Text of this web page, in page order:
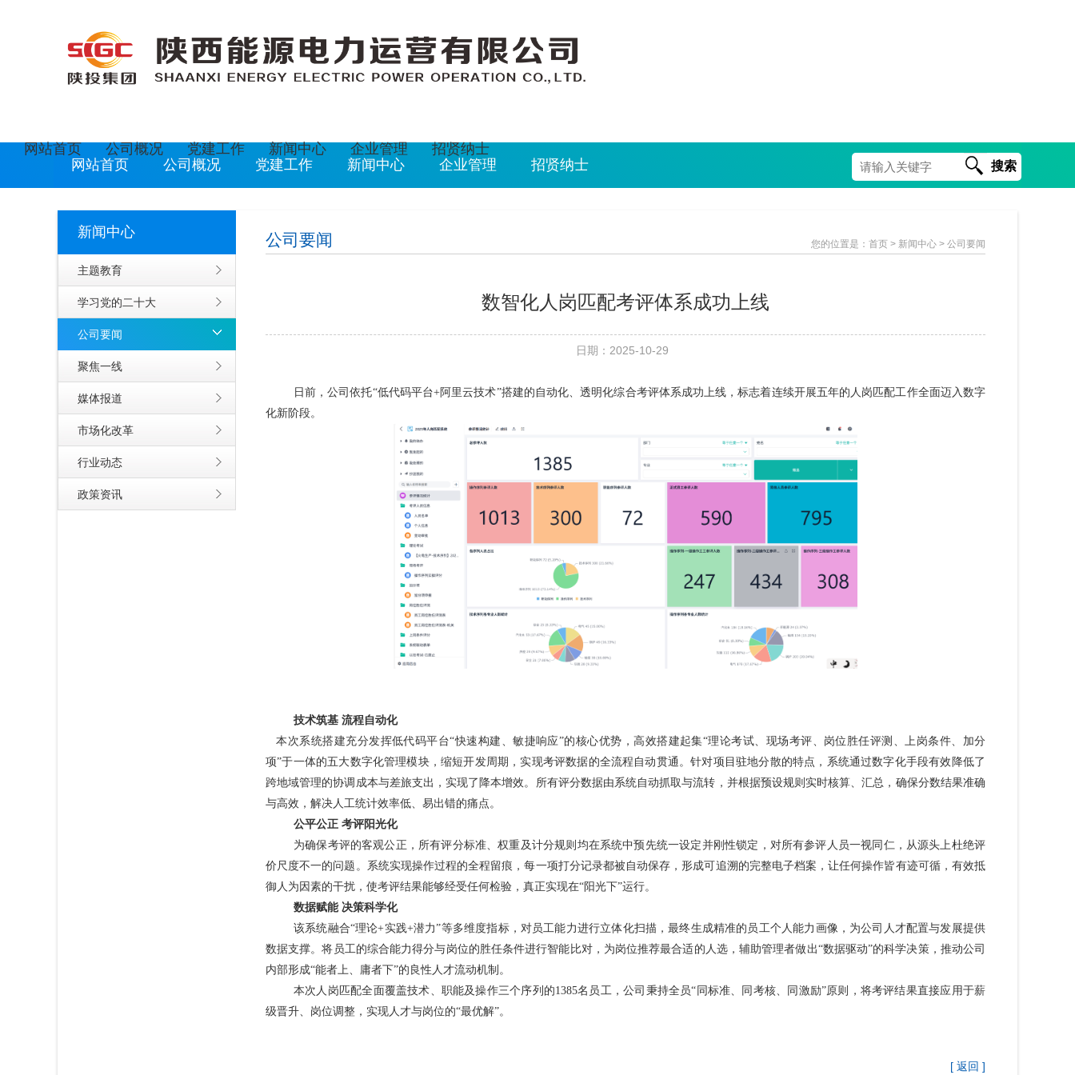
网站首页 公司概况 党建工作 新闻中心 企业管理
招贤纳士
网站首页
公司概况 党建工作 新闻中心 企业管理 招贤纳士 搜索
新闻中心
主题教育
学习党的二十大
公司要闻
聚焦一线
媒体报道
市场化改革
行业动态
政策资讯
公司要闻 您的位置是： 首页 > 新闻中心 > 公司要闻
数智化人岗匹配考评体系成功上线
日期：2025-10-29
日前，公司依托“低代码平台+阿里云技术”搭建的自动化、透明化综合考评体系成功上线，标志着连续开展五年的人岗匹配工作全面迈入数字
化新阶段。
技术筑基 流程自动化
本次系统搭建充分发挥低代码平台“快速构建、敏捷响应”的核心优势，高效搭建起集“理论考试、现场考评、岗位胜任评测、上岗条件、加分
项”于一体的五大数字化管理模块，缩短开发周期，实现考评数据的全流程自动贯通。针对项目驻地分散的特点，系统通过数字化手段有效降低了
跨地域管理的协调成本与差旅支出，实现了降本增效。所有评分数据由系统自动抓取与流转，并根据预设规则实时核算、汇总，确保分数结果准确
与高效，解决人工统计效率低、易出错的痛点。
公平公正 考评阳光化
为确保考评的客观公正，所有评分标准、权重及计分规则均在系统中预先统一设定并刚性锁定，对所有参评人员一视同仁， 从源头上杜绝评
价尺度不一的问题。系统实现操作过程的全程留痕，每一项打分记录都被自动保存，形成可追溯的完整电子档案，让任何操作皆有迹可循，有效抵
御人为因素的干扰，使考评结果能够经受任何检验，真正实现在“阳光下”运行。
数据赋能 决策科学化
该系统融合“理论+实践+潜力”等多维度指标，对员工能力进行立体化扫描，最终生成精准的员工个人能力画像，为公司人才配置与发展提供
数据支撑。将员工的综合能力得分与岗位的胜任条件进行智能比对，为岗位推荐最合适的人选，辅助管理者做出“数据驱动”的科学决策，推动公司
内部形成“能者上、庸者下”的良性人才流动机制。
本次人岗匹配全面覆盖技术、职能及操作三个序列的1385名员工，公司秉持全员“同标准、同考核、同激励”原则，将考评结果直接应用于薪
级晋升、岗位调整， 实现人才与岗位的“最优解”。
[ 返回 ]